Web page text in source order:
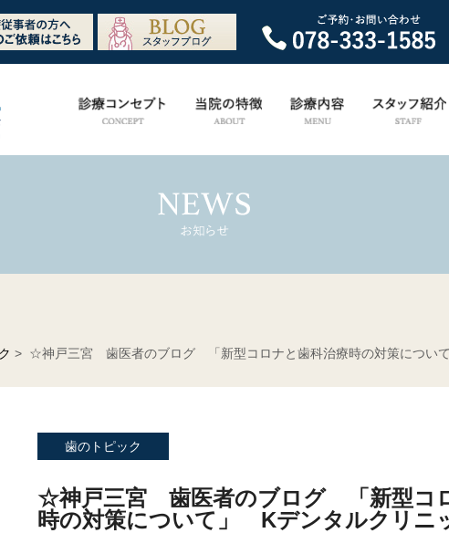
> ☆神戸三宮 歯医者のブログ 「新型コロナと歯科治療時の対策につい
歯のトピック
☆神戸三宮 歯医者のブログ 「新型コ
時の対策について」 Kデンタルクリニ